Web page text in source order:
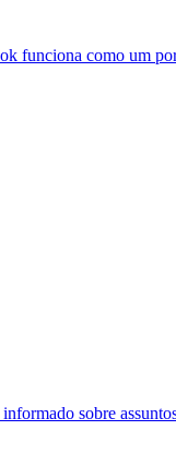
funciona como um
sobre